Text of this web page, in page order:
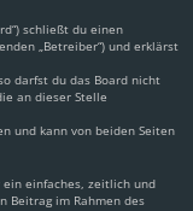
schließt du einen
„Betreiber“) und erklärst
darfst du das Board nicht
an dieser Stelle
und kann von beiden Seiten
einfaches, zeitlich und
Beitrag im Rahmen des